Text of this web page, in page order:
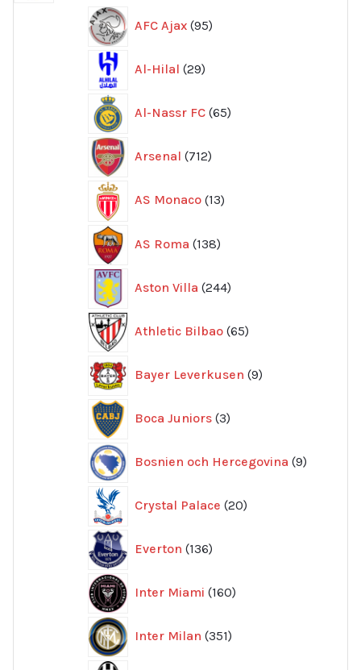
AFC Ajax 95
produkter
Al-Hilal 29
produkter
Al-Nassr FC 65
produkter
Arsenal 712
produkter
AS Monaco 13
produkter
AS Roma 138
produkter
Aston Villa 244
produkter
Athletic Bilbao 65
produkter
Bayer Leverkusen 9
produkter
Boca Juniors 3
produkter
Bosnien och Hercegovina 9
produkter
Crystal Palace 20
produkter
Everton 136
produkter
Inter Miami 160
produkter
Inter Milan 351
produkter